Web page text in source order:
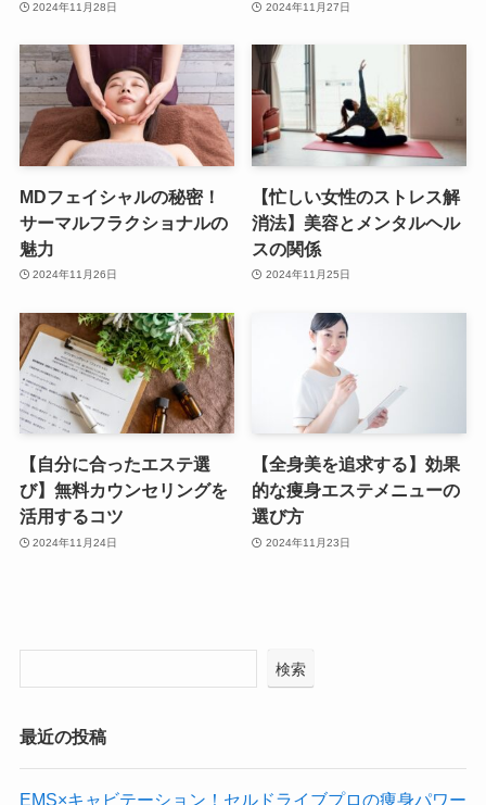
2024年11月28日 2024年11月27日
MDフェイシャルの秘密！
サーマルフラクショナルの
魅力
2024年11月26日
【忙しい女性のストレス解
消法】美容とメンタルヘル
スの関係
2024年11月25日
【自分に合ったエステ選
び】無料カウンセリングを
活用するコツ
2024年11月24日
【全身美を追求する】効果
的な痩身エステメニューの
選び方
2024年11月23日
検索
最近の投稿
EMS×キャビテーション！セルドライブプロの痩身パワー